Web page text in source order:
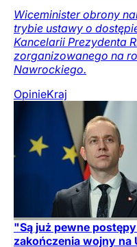
Wiceminister obrony
trybie ustawy o
Kancelarii Prezydenta
zorganizowanego na
Nawrockiego.
OpinieKraj
"Są już pewne
zakończenia wojny na